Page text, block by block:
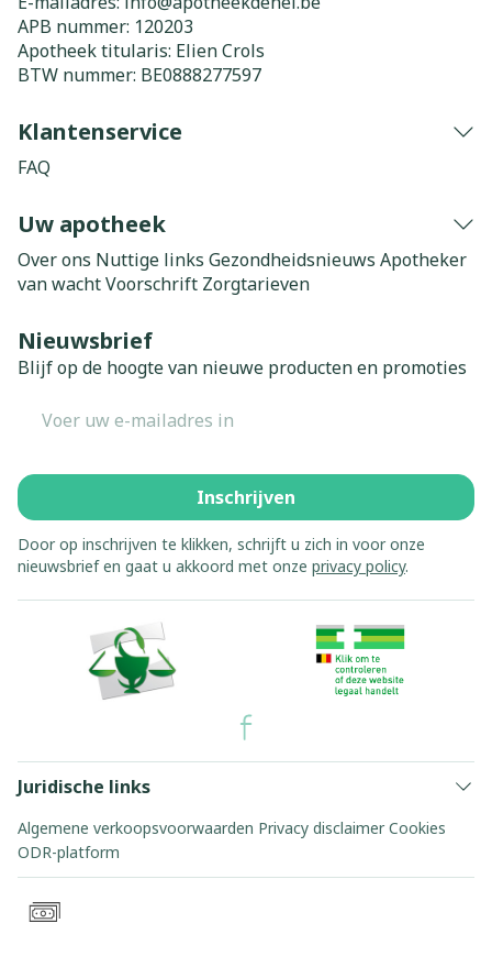
APB nummer: 120203
Apotheek titularis: Elien Crols
BTW nummer: BE0888277597
Klantenservice
FAQ
Uw apotheek
Over ons Nuttige links Gezondheidsnieuws Apotheker
van wachtVoorschrift Zorgtarieven
Nieuwsbrief
Blijf op de hoogte van nieuwe producten en promoties
Inschrijven
Door op inschrijven te klikken, schrijft u zich in voor onze
nieuwsbrief en gaat u akkoord met onze privacy policy.
Juridische links
Algemene verkoopsvoorwaarden Privacy disclaimer Cookies
ODR-platform